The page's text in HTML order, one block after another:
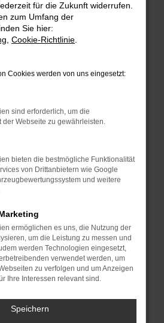
Error
aufgetreten.
die dir helfen können:
Firewall und deine
zum Beispiel deine
wie Werbeblocker,
bestimmter Seiten
die Seite in einem
oder in einem privaten
neu.
helfen, vorübergehende
dein Browser und dein
auf dem neuesten Stand
sondern kann auch dazu
für die Zukunft widerrufen.
zum Umfang der
Sie hier:
Cookie-Richtlinie
Cookies werden von uns eingesetzt:
sind erforderlich, um die
der Webseite zu gewährleisten.
bieten die bestmögliche Funktionalität
von Drittanbietern wie Google
und weitere
ermöglichen es uns, die Nutzung der
um die Leistung zu messen und
werden Technologien eingesetzt,
verwendet werden, um
zu verfolgen und um Anzeigen
Ihre Interessen relevant sind.
Speichern